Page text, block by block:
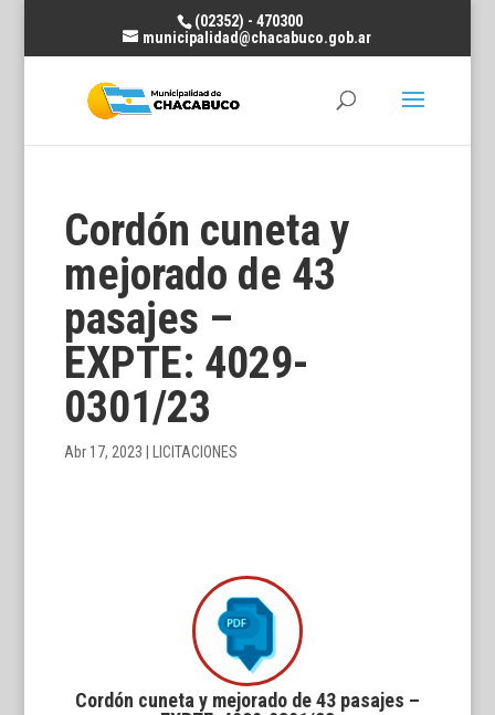
(02352) - 470300
municipalidad@chacabuco.gob.ar
Cordón cuneta y
mejorado de 43
pasajes –
EXPTE: 4029-
0301/23
Abr 17, 2023 LICITACIONES
Cordón cuneta y mejorado de 43 pasajes –